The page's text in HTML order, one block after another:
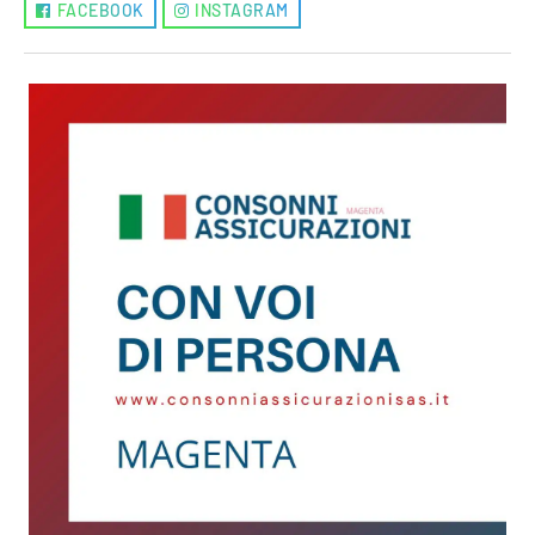
FACEBOOK INSTAGRAM